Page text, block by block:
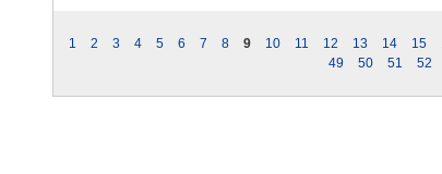
1 2 3 4 5 6 7 8 9 10 11 12 13 14 15
49
50 51 52